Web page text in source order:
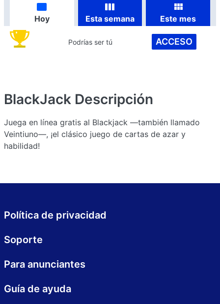
Hoy Esta semana Este mes
Podrías ser tú ACCESO
BlackJack Descripción
Juega en línea gratis al Blackjack —también llamado
Veintiuno—, ¡el clásico juego de cartas de azar y
habilidad!
Política de privacidad
Soporte
Para anunciantes
Guía de ayuda